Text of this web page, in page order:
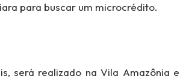
para buscar um microcrédito.
será realizado na Vila Amazônia e